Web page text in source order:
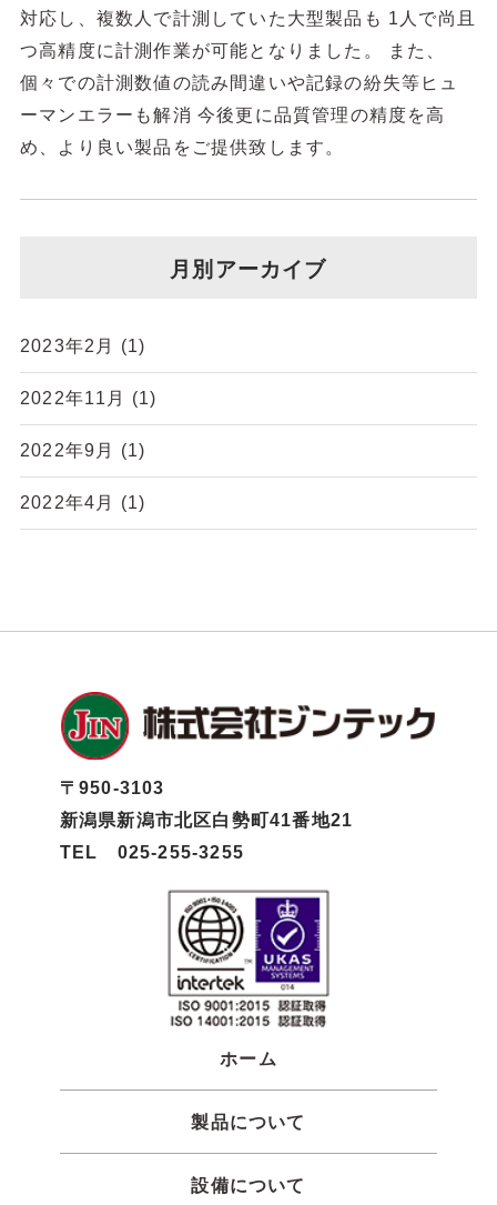
対応し、複数人で計測していた大型製品も 1人で尚且
つ高精度に計測作業が可能となりました。 また、
個々での計測数値の読み間違いや記録の紛失等ヒュ
ーマンエラーも解消 今後更に品質管理の精度を高
め、より良い製品をご提供致します。
月別アーカイブ
2023年2月 (1)
2022年11月 (1)
2022年9月 (1)
2022年4月 (1)
〒950-3103
新潟県新潟市北区白勢町41番地21
TEL 025-255-3255
ホーム
製品について
設備について